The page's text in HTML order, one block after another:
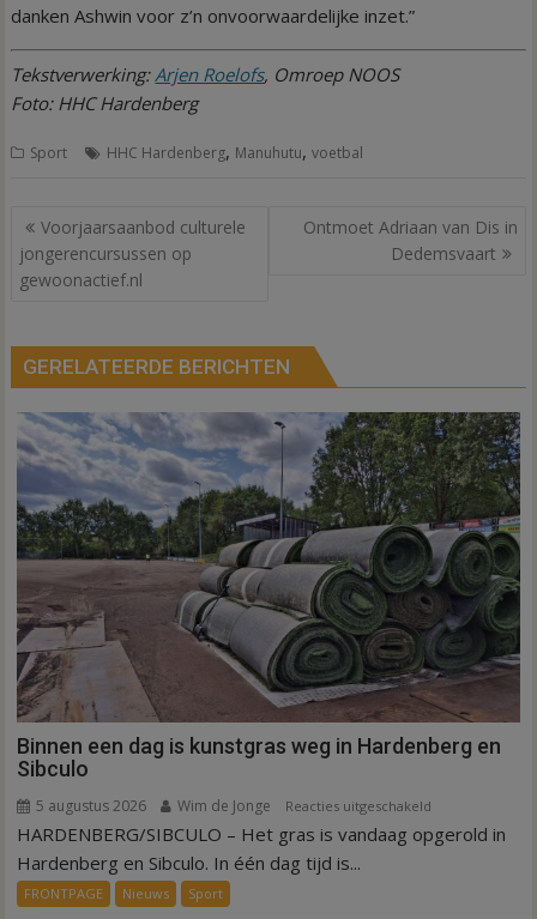
danken Ashwin voor z’n onvoorwaardelijke inzet.”
Tekstverwerking:Arjen Roelofs, Omroep NOOS
Foto: HHC Hardenberg
Sport HHC Hardenberg, Manuhutu,voetbal
Bericht
navigatie
Voorjaarsaanbod culturele
jongerencursussen op
gewoonactief.nl
Ontmoet Adriaan van Dis in
Dedemsvaart
GERELATEERDE BERICHTEN
Binnen een dag is kunstgras weg in Hardenberg en
Sibculo
5 augustus 2026 Wim de Jonge Reacties uitgeschakeld
Binnen
HARDENBERG/SIBCULO – Het gras is vandaag opgerold in
Hardenberg en Sibculo. In één dag tijd is...
FRONTPAGE Nieuws Sport